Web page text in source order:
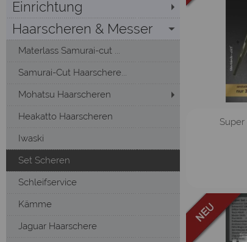
Einrichtung
Haarscheren & Messer
Materlass Samurai-cut ...
Samurai-Cut Haarschere...
Mohatsu Haarscheren
Heakatto Haarscheren
Iwaski
Set Scheren
Schleifservice
Kämme
Jaguar Haarschere
Super